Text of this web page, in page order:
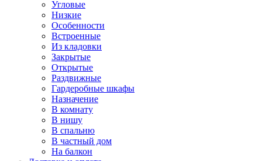
Угловые
Низкие
Особенности
Встроенные
Из кладовки
Закрытые
Открытые
Раздвижные
Гардеробные шкафы
Назначение
В комнату
В нишу
В спальню
В частный дом
На балкон